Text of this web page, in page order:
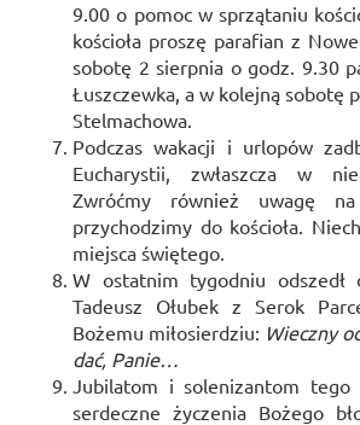
9.00 o pomoc w sprzątaniu
kościoła proszę parafian z
sobotę 2 sierpnia o godz. 9.30
Łuszczewka, a w kolejną sobotę
Stelmachowa.
Podczas wakacji i urlopów
Eucharystii, zwłaszcza w
Zwróćmy również uwagę
przychodzimy do kościoła.
miejsca świętego.
W ostatnim tygodniu odszedł
Tadeusz Ołubek z Serok
Bożemu miłosierdziu: Wieczny
dać, Panie…
Jubilatom i solenizantom tego
serdeczne życzenia Bożego